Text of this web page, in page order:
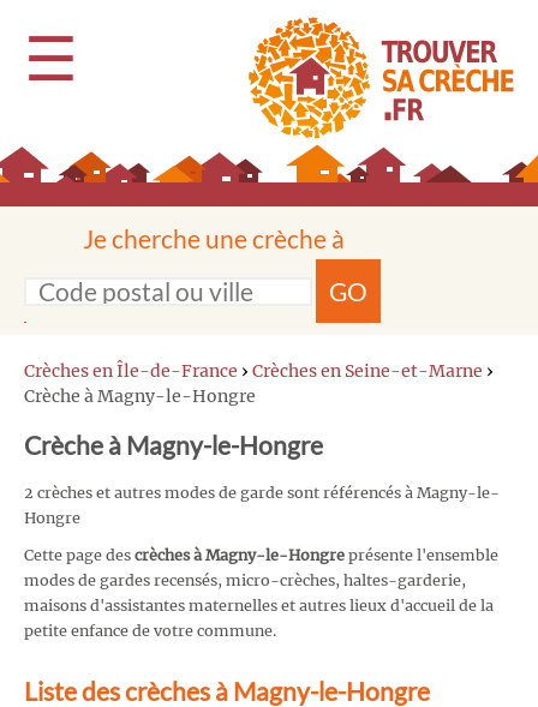
☰
Je cherche une crèche à
GO
Crèches en Île-de-France › Crèches en Seine-et-Marne ›
Crèche à Magny-le-Hongre
Crèche à Magny-le-Hongre
2 crèches et autres modes de garde sont référencés à Magny-le-
Hongre
Cette page des crèches à Magny-le-Hongre présente l'ensemble
modes de gardes recensés, micro-crèches, haltes-garderie,
maisons d'assistantes maternelles et autres lieux d'accueil de la
petite enfance de votre commune.
Liste des crèches à Magny-le-Hongre